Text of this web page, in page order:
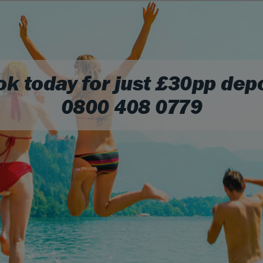
today for just £30pp
0800 408 0779